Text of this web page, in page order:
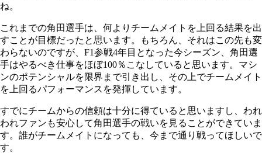
ね。
これまでの角田選手は、何よりチームメイトを上回る結果を出
すことが目標だったと思います。もちろん、それはこの先も変
わらないのですが、F1参戦4年目となった今シーズン、角田選
手はやるべき仕事をほぼ100％こなしていると思います。マシ
ンのポテンシャルを限界まで引き出し、その上でチームメイト
を上回るパフォーマンスを発揮しています。
すでにチームからの信頼は十分に得ていると思いますし、われ
われファンも安心して角田選手の戦いを見ることができていま
す。誰がチームメイトになっても、今まで通り戦ってほしいで
す。